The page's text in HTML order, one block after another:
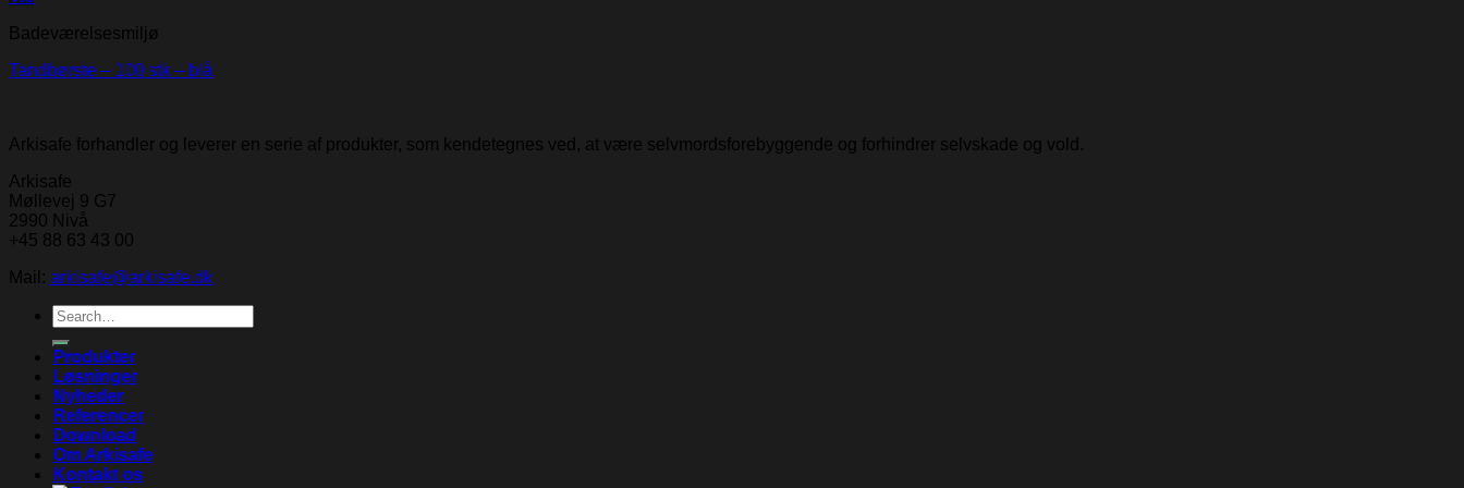
Badeværelsesmiljø
Tandbørste – 100 stk – blå
Arkisafe forhandler og leverer en serie af produkter, som kendetegnes ved, at være selvmordsforebyggende og forhindrer selvskade og vold.
Arkisafe
Møllevej 9 G7
2990 Nivå
+45 88 63 43 00
Mail: arkisafe@arkisafe.dk
Search
for:
Produkter
Løsninger
Nyheder
Referencer
Download
Om Arkisafe
Kontakt os